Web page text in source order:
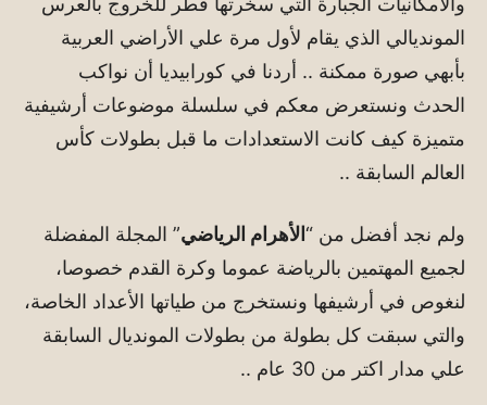
المونديالي الذي يقام لأول مرة علي الأراضي العربية
بأبهي صورة ممكنة .. أردنا في كورابيديا أن نواكب
الحدث ونستعرض معكم في سلسلة موضوعات أرشيفية
متميزة كيف كانت الاستعدادات ما قبل بطولات كأس
العالم السابقة ..
ولم نجد أفضل من “الأهرام الرياضي” المجلة المفضلة
لجميع المهتمين بالرياضة عموما وكرة القدم خصوصا،
لنغوص في أرشيفها ونستخرج من طياتها الأعداد الخاصة،
والتي سبقت كل بطولة من بطولات المونديال السابقة
علي مدار اكتر من 30 عام ..